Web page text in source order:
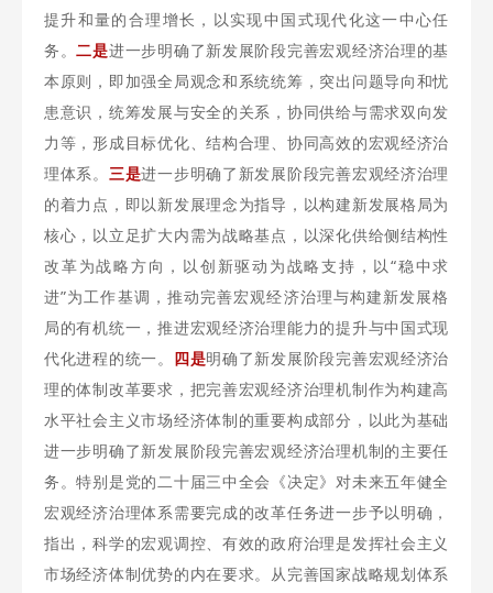
提升和量的合理增长，以实现中国式现代化这一中心任
务。二是进一步明确了新发展阶段完善宏观经济治理的基
本原则，即加强全局观念和系统统筹，突出问题导向和忧
患意识，统筹发展与安全的关系，协同供给与需求双向发
力等，形成目标优化、结构合理、协同高效的宏观经济治
理体系。 三是进一步明确了新发展阶段完善宏观经济治理
的着力点，即以新发展理念为指导，以构建新发展格局为
核心，以立足扩大内需为战略基点，以深化供给侧结构性
改革为战略方向，以创新驱动为战略支持，以“稳中求
进”为工作基调，推动完善宏观经济治理与构建新发展格
局的有机统一，推进宏观经济治理能力的提升与中国式现
代化进程的统一。 四是明确了新发展阶段完善宏观经济治
理的体制改革要求，把完善宏观经济治理机制作为构建高
水平社会主义市场经济体制的重要构成部分，以此为基础
进一步明确了新发展阶段完善宏观经济治理机制的主要任
务。特别是党的二十届三中全会《决定》对未来五年健全
宏观经济治理体系需要完成的改革任务进一步予以明确，
指出，科学的宏观调控、有效的政府治理是发挥社会主义
市场经济体制优势的内在要求。从完善国家战略规划体系